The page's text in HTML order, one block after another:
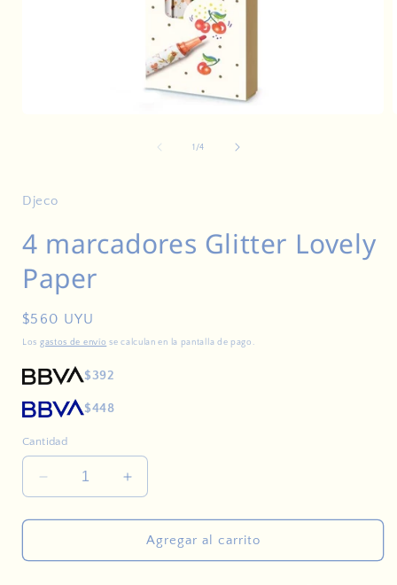
ventana
1 /de
4
Djeco
4 marcadores Glitter Lovely
Paper
Precio
habitual
$560 UYU
Los gastos de envío se calculan en la pantalla de pago.
$392
$448
Cantidad
Reducir
cantidad
para
marcadores
Aumentar
cantidad
para
marcadores
Agregar al carrito